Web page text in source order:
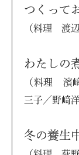
つくって
（料理 渡辺
わたしの
（料理 濱
三子／野﨑洋
冬の養生